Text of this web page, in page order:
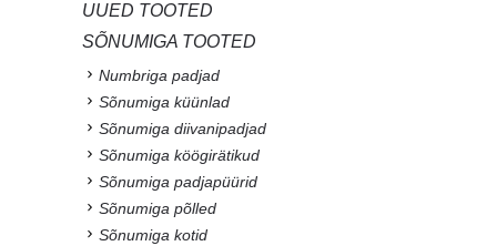
UUED TOOTED
SÕNUMIGA TOOTED
Numbriga padjad
Sõnumiga küünlad
Sõnumiga diivanipadjad
Sõnumiga köögirätikud
Sõnumiga padjapüürid
Sõnumiga põlled
Sõnumiga kotid